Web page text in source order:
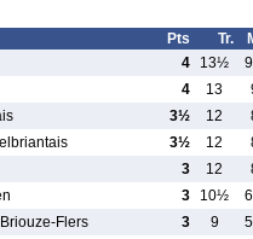
Pts Tr.
4 13½
4 13
3½ 12
3½ 12
3 12
3 10½
Flers 3 9